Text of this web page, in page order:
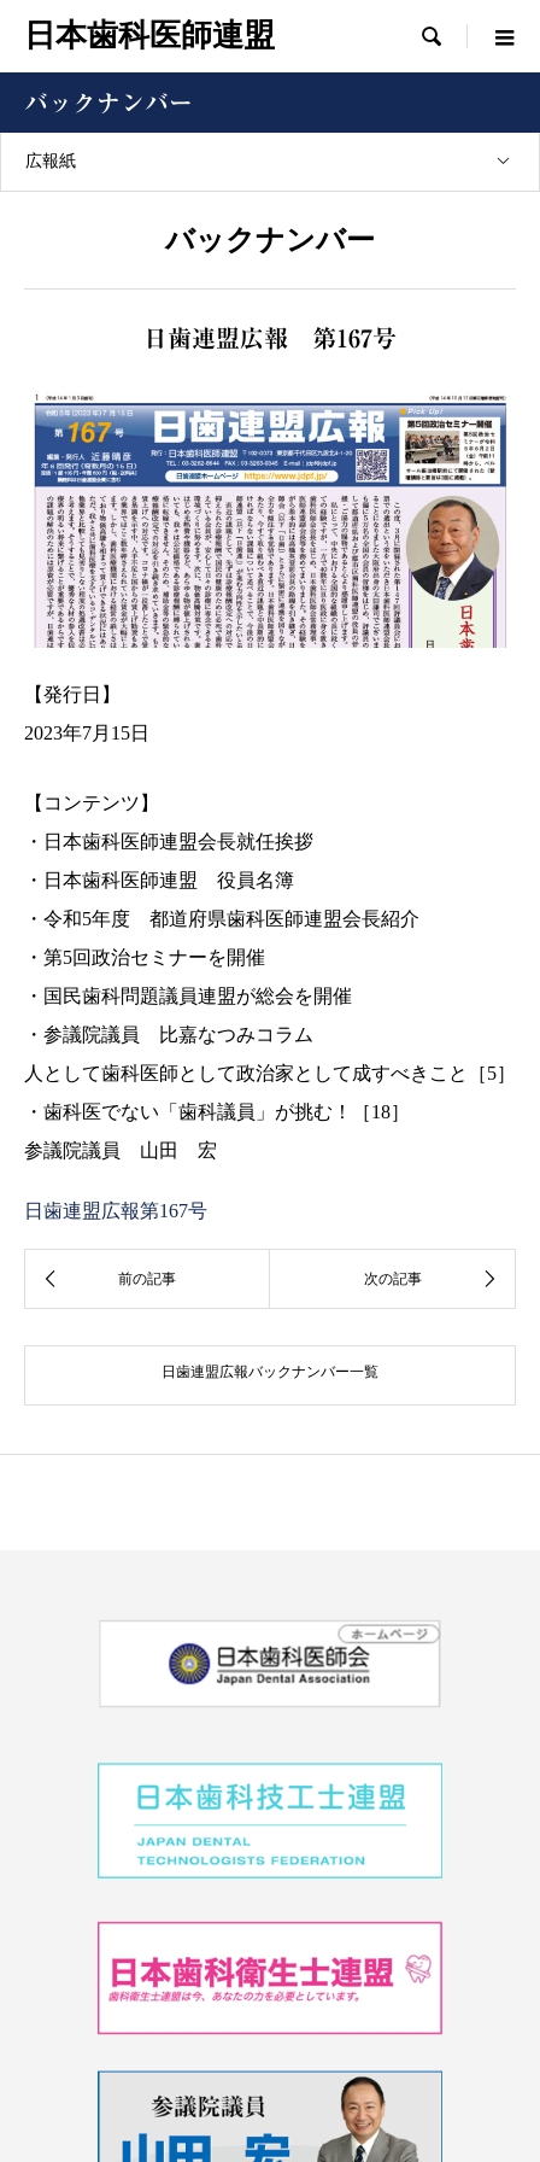
日本歯科医師連盟 
バックナンバー
広報紙
バックナンバー
日歯連盟広報 第167号
【発行日】
2023年7月15日
【コンテンツ】
・日本歯科医師連盟会長就任挨拶
・日本歯科医師連盟 役員名簿
・令和5年度 都道府県歯科医師連盟会長紹介
・第5回政治セミナーを開催
・国民歯科問題議員連盟が総会を開催
・参議院議員 比嘉なつみコラム
人として歯科医師として政治家として成すべきこと［5］
・歯科医でない「歯科議員」が挑む！［18］
参議院議員 山田 宏
日歯連盟広報第167号
日歯連盟広報バックナンバー一覧